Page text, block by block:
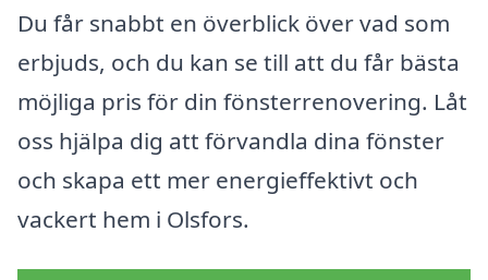
Du får snabbt en överblick över vad som
erbjuds, och du kan se till att du får bästa
möjliga pris för din fönsterrenovering. Låt
oss hjälpa dig att förvandla dina fönster
och skapa ett mer energieffektivt och
vackert hem i Olsfors.